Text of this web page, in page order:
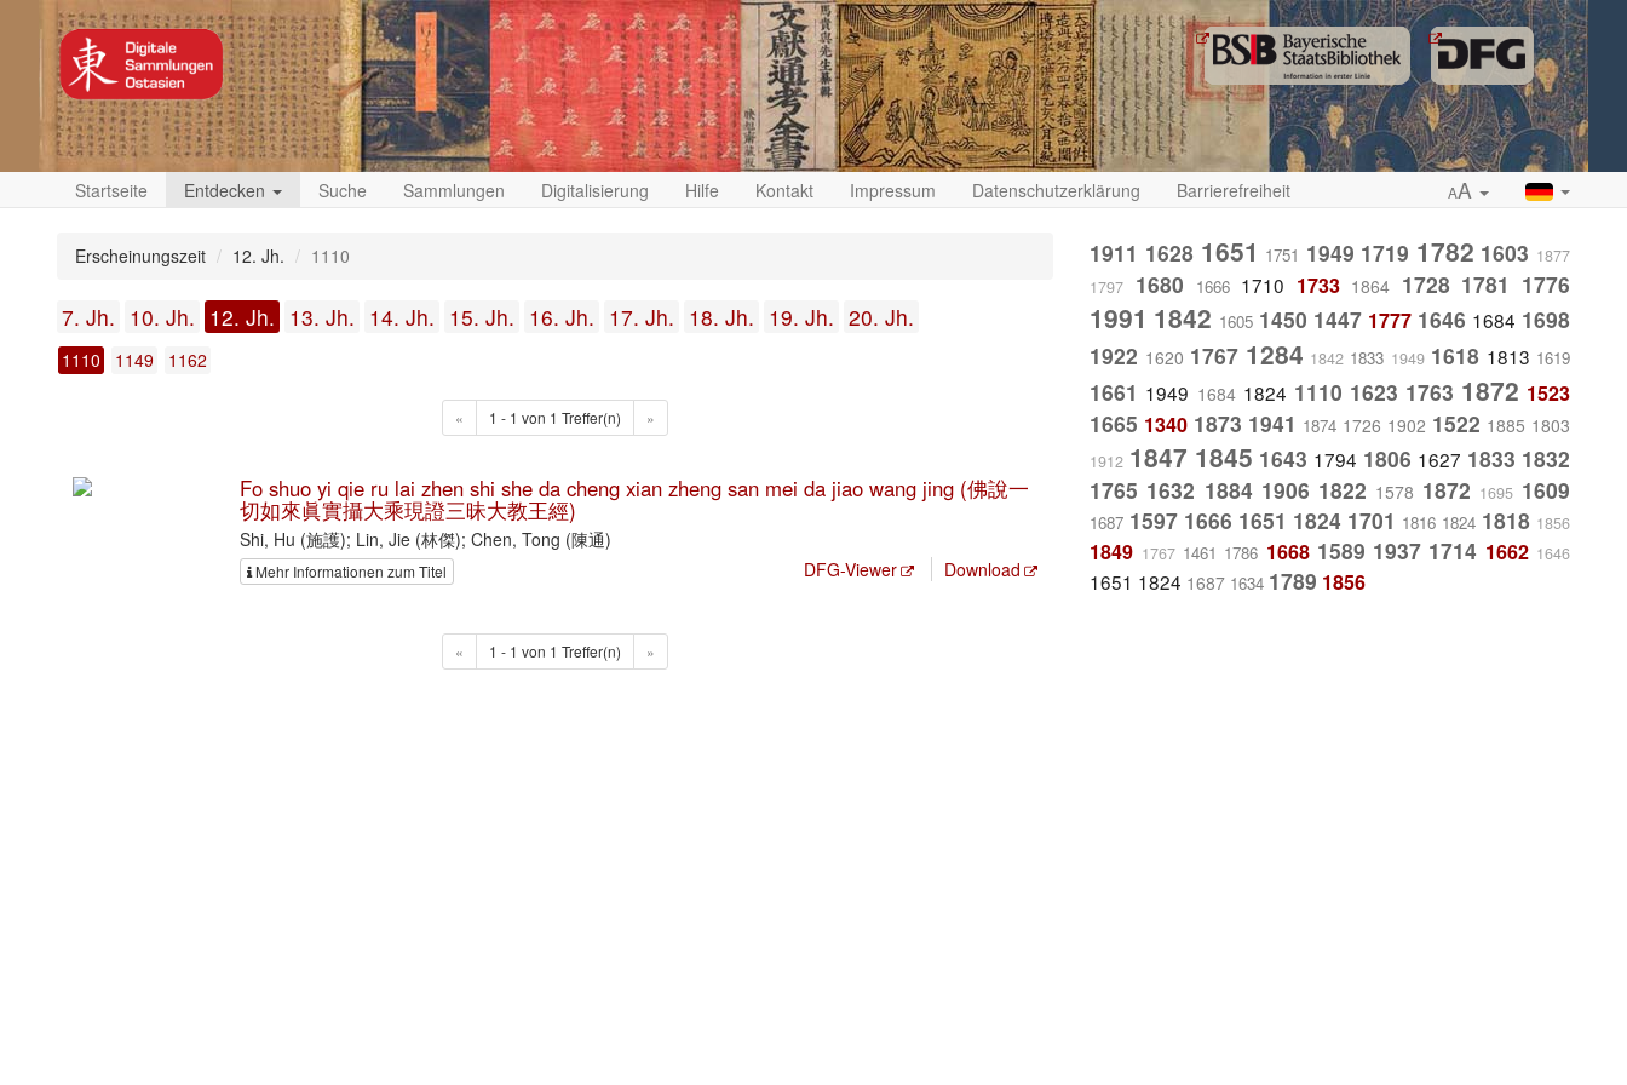
Startseite Entdecken Suche Sammlungen Digitalisierung Hilfe Kontakt Impressum Datenschutzerklärung Barrierefreiheit AA
Erscheinungszeit 12. Jh. 1110
7. Jh. 10. Jh. 12. Jh. 13. Jh. 14. Jh. 15. Jh. 16. Jh. 17. Jh. 18. Jh. 19. Jh. 20. Jh.
1110 1149 1162
« 1 - 1 von 1 Treffer(n) »
Fo shuo yi qie ru lai zhen shi she da cheng xian zheng san mei da jiao wang jing (佛說一
切如來眞實攝大乘現證三昧大教王經)
Shi, Hu (施護); Lin, Jie (林傑); Chen, Tong (陳通)
Mehr Informationen zum Titel DFG-Viewer Download
« 1 - 1 von 1 Treffer(n) »
1911 1628 1651 1751 1949 1719 1782 1603 1877
1797
1680 1666 1710 1733 1864 1728 1781 1776
1991 1842 1605 1450 1447 1777 1646 1684 1698
1922 1620 1767 1284 1842 1833 1949 1618 1813 1619
1661 1949 1684 1824 1110 1623 1763 1872 1523
1665 1340 1873 1941 1874 1726 1902 1522 1885 1803
1912 1847 1845 1643 1794 1806 1627 1833 1832
1765 1632 1884 1906 1822 1578 1872 1695 1609
1687 1597 1666 1651 1824 1701 1816 1824 1818 1856
1849 1767 1461 1786 1668 1589 1937 1714 1662 1646
1651 1824 1687 1634 1789 1856